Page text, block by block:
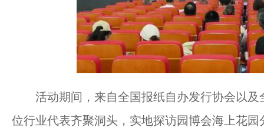
活动期间，来自全国报纸自办发行协会以及
位行业代表齐聚洞头，实地探访园博会海上花